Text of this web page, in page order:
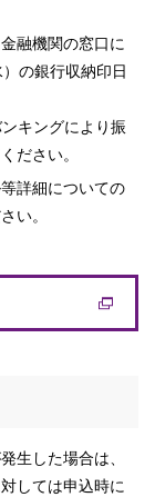
融機関の窓口に
の銀行収納印日
キングにより振
ださい。
詳細についての
さい。
生した場合は、
しては申込時に